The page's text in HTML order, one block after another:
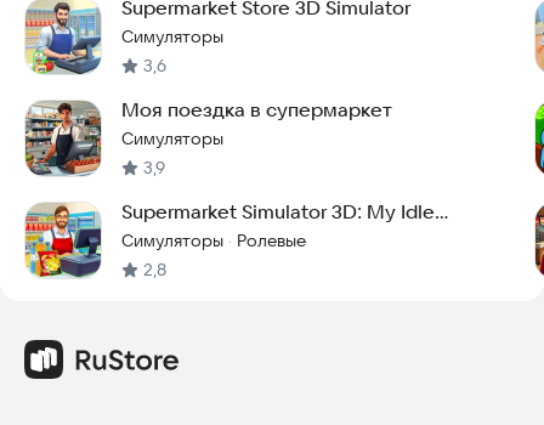
магазин от потенциальных краж, особенно на кассе.
Начните свою историю супермаркета в этой игре-
симуляторе, пройдите через рынок и станьте менеджером
магазина в этой увлекательной продуктовой игре.
Контактный адрес электронной почты:
Supermarket Store 3D Simulator
Симуляторы
3,6
Моя поездка в супермаркет
Симуляторы
3,9
Supermarket Simulator 3D: My Idle
SuperMarket Sim
Симуляторы · Ролевые
2,8